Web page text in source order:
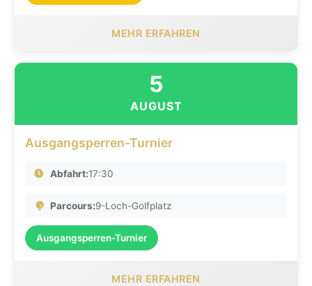
MEHR ERFAHREN
5
AUGUST
Ausgangsperren-Turnier
Abfahrt:17:30
Parcours:9-Loch-Golfplatz
Ausgangsperren-Turnier
MEHR ERFAHREN